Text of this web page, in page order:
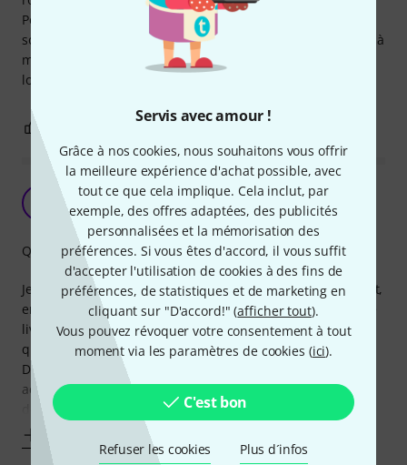
Servis avec amour !
Grâce à nos cookies, nous souhaitons vous offrir
la meilleure expérience d'achat possible, avec
tout ce que cela implique. Cela inclut, par
exemple, des offres adaptées, des publicités
personnalisées et la mémorisation des
préférences. Si vous êtes d'accord, il vous suffit
d'accepter l'utilisation de cookies à des fins de
préférences, de statistiques et de marketing en
cliquant sur "D'accord!" (afficher tout).
Vous pouvez révoquer votre consentement à tout
moment via les paramètres de cookies (ici).
C'est bon
Refuser les cookies Plus d´infos
Pour mon pedalboard j'ai eu des cables standards ou
solderless. EBS au final plus chère mais correspond mieux à
mes attentes, même si pas beaucoup de possibilité de
longueur.
Livraison non faite
1690460 03.12.2025
Je suis mécontent du service de livraison....🤨 Effectivement,
en France le service Colissimo est désastreux, problème de
livraison etc... sans oublier le tarif de livraison exorbitant
qui est de presque 6 euros
Dorénavant je ne ferais plus appel à Thomman pour mes
achats tant que se sera colissimo le livreur et que les frais
de livraison soit autant élevés
Qualité de fabrication